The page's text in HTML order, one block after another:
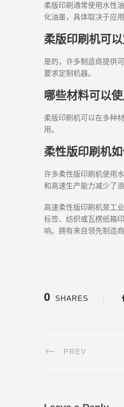
柔版印刷通常使用水性
化油墨，具体取决于应
柔版印刷机可以
是的，许多制造商提供
要求定制机器。
哪些材料可以
柔版印刷机可以在多种
用。
柔性版印刷机
许多柔性版印刷机使用
和高速生产能力减少了
高速柔性版印刷机是工
标签、纺织或瓦楞纸箱
响。拥有来自领先制造
0 SHARES
PREV